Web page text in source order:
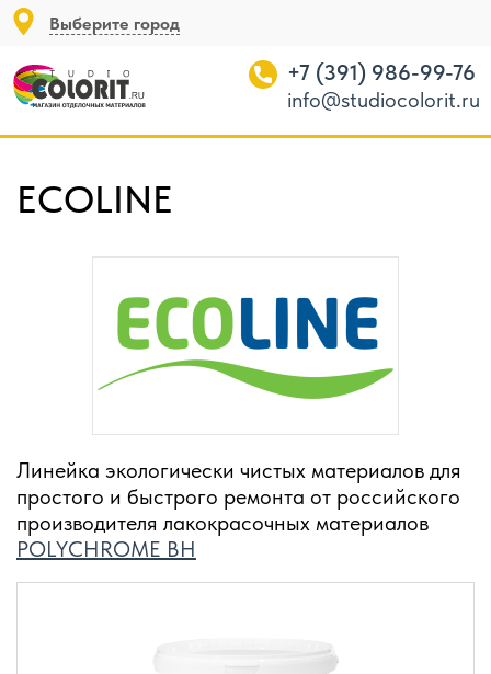
Выберите город
+7 (391) 986-99-76
info@studiocolorit.ru
ECOLINE
Линейка экологически чистых материалов для
простого и быстрого ремонта от российского
производителя лакокрасочных материалов
POLYCHROME BH